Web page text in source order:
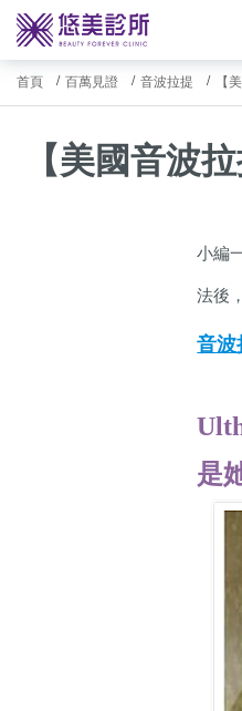
首頁 百萬見證 音波拉提 【
【美國音波
小編
法後
音波
是